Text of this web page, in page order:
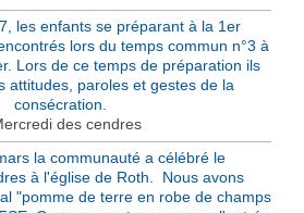
les enfants se préparant à la 1er
lors du temps commun n°3 à
Lors de ce temps de préparation ils
attitudes, paroles et gestes de la
consécration.
des cendres
la communauté a célébré le
à l'église de Roth. Nous avons
"pomme de terre en robe de champs